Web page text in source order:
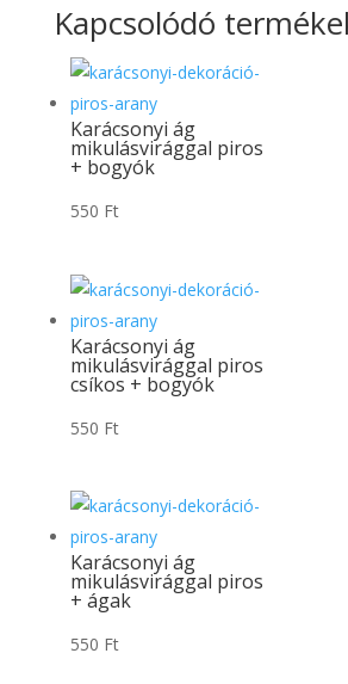
Kapcsolódó
Karácsonyi ág
mikulásvirággal piros
+ bogyók
550 Ft
Karácsonyi ág
mikulásvirággal piros
csíkos + bogyók
550 Ft
Karácsonyi ág
mikulásvirággal piros
+ ágak
550 Ft